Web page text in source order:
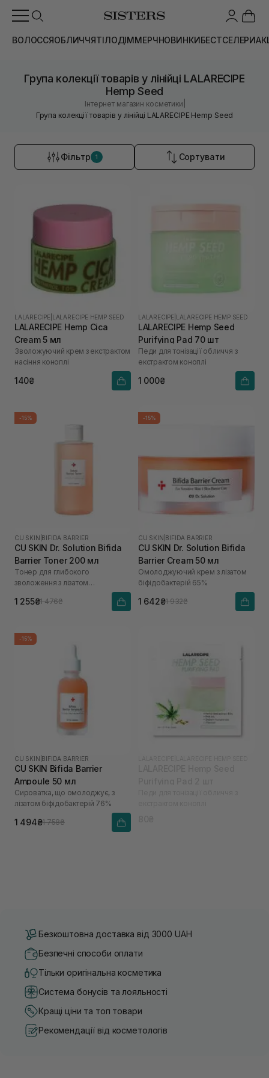
ВОЛОССЯОБЛИЧЧЯТІЛОДІММЕРЧНОВИНКИБЕСТСЕЛЕРИ
Група колекції товарів у лінійці LALARECIPE
Hemp Seed
Інтернет магазин косметики
Група колекції товарів у лінійці LALARECIPE Hemp Seed
Фільтр 1 Сортувати
LALARECIPE LALARECIPE HEMP SEED
LALARECIPE Hemp Cica
Cream 5 мл
Зволожуючий крем з екстрактом
насіння коноплі
140₴
LALARECIPE LALARECIPE HEMP SEED
LALARECIPE Hemp Seed
Purifying Pad 70 шт
Педи для тонізації обличчя з
екстрактом коноплі
1 000₴
-15%
CU SKIN BIFIDA BARRIER
CU SKIN Dr. Solution Bifida
Barrier Toner 200 мл
Тонер для глибокого
зволоження з лізатом
1 255₴1 476₴
-15%
CU SKIN BIFIDA BARRIER
CU SKIN Dr. Solution Bifida
Barrier Cream 50 мл
Омолоджуючий крем з лізатом
біфідобактерій 65%
1 642₴1 932₴
-15%
CU SKIN BIFIDA BARRIER
CU SKIN Bifida Barrier
Ampoule 50 мл
Сироватка, що омолоджує, з
лізатом біфідобактерій 76%
1 494₴1 758₴
Безкоштовна доставка від 3000 UAH
Безпечні способи оплати
Тільки оригінальна косметика
Система бонусів та лояльності
Кращі ціни та топ товари
Рекомендації від косметологів